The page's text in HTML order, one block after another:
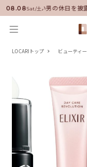
08.08Sat/土
に就任！いい男の休日を披露
LOCARIトップ ビューティー